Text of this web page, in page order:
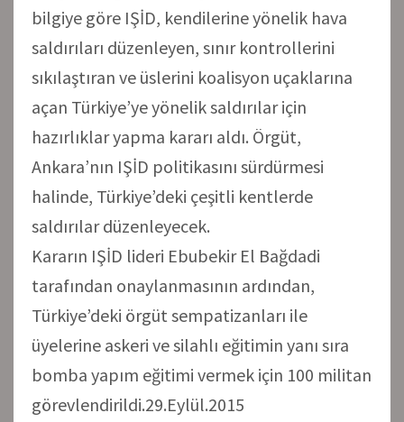
bilgiye göre IŞİD, kendilerine yönelik hava
saldırıları düzenleyen, sınır kontrollerini
sıkılaştıran ve üslerini koalisyon uçaklarına
açan Türkiye’ye yönelik saldırılar için
hazırlıklar yapma kararı aldı. Örgüt,
Ankara’nın IŞİD politikasını sürdürmesi
halinde, Türkiye’deki çeşitli kentlerde
saldırılar düzenleyecek.
Kararın IŞİD lideri Ebubekir El Bağdadi
tarafından onaylanmasının ardından,
Türkiye’deki örgüt sempatizanları ile
üyelerine askeri ve silahlı eğitimin yanı sıra
bomba yapım eğitimi vermek için 100 militan
görevlendirildi.29.Eylül.2015